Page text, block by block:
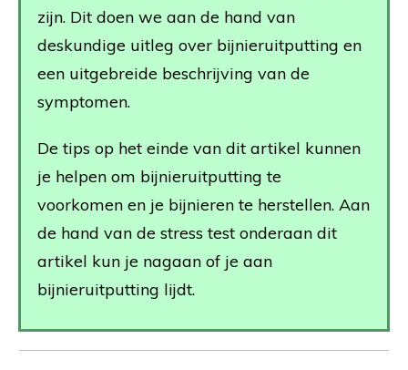
zijn. Dit doen we aan de hand van
deskundige uitleg over bijnieruitputting en
een uitgebreide beschrijving van de
symptomen.
De tips op het einde van dit artikel kunnen
je helpen om bijnieruitputting te
voorkomen en je bijnieren te herstellen. Aan
de hand van de stress test onderaan dit
artikel kun je nagaan of je aan
bijnieruitputting lijdt.